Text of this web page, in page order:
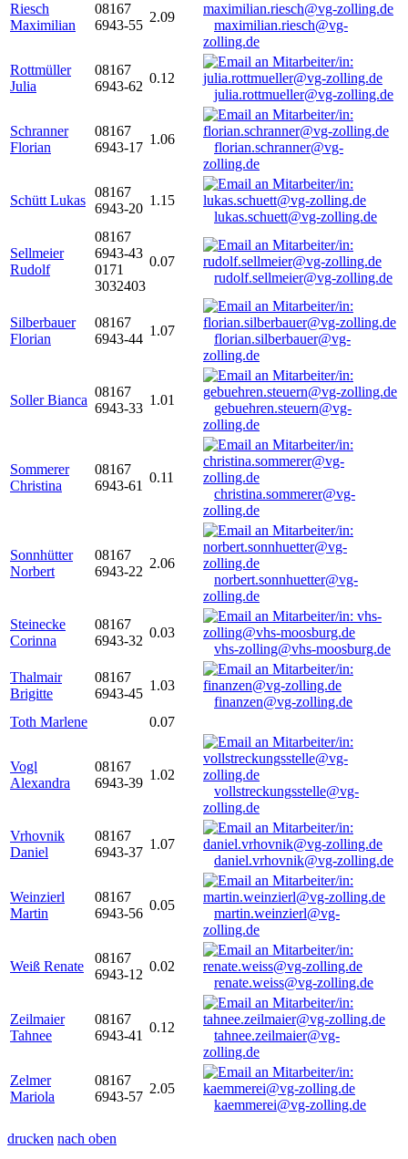
Riesch
Maximilian
08167
6943-55
2.09
maximilian.riesch@vg-
zolling.de
Rottmüller
Julia
08167
6943-62
0.12
julia.rottmueller@vg-zolling.de
Schranner
Florian
08167
6943-17
1.06
florian.schranner@vg-
zolling.de
Schütt Lukas
08167
6943-20
1.15
lukas.schuett@vg-zolling.de
Sellmeier
Rudolf
08167
6943-43
0171
3032403
0.07
rudolf.sellmeier@vg-zolling.de
Silberbauer
Florian
08167
6943-44
1.07
florian.silberbauer@vg-
zolling.de
Soller Bianca
08167
6943-33
1.01
gebuehren.steuern@vg-
zolling.de
Sommerer
Christina
08167
6943-61
0.11
christina.sommerer@vg-
zolling.de
Sonnhütter
Norbert
08167
6943-22
2.06
norbert.sonnhuetter@vg-
zolling.de
Steinecke
Corinna
08167
6943-32
0.03
vhs-zolling@vhs-moosburg.de
Thalmair
Brigitte
08167
6943-45
1.03
finanzen@vg-zolling.de
Toth Marlene
0.07
Vogl
Alexandra
08167
6943-39
1.02
vollstreckungsstelle@vg-
zolling.de
Vrhovnik
Daniel
08167
6943-37
1.07
daniel.vrhovnik@vg-zolling.de
Weinzierl
Martin
08167
6943-56
0.05
martin.weinzierl@vg-
zolling.de
Weiß Renate
08167
6943-12
0.02
renate.weiss@vg-zolling.de
Zeilmaier
Tahnee
08167
6943-41
0.12
tahnee.zeilmaier@vg-
zolling.de
Zelmer
Mariola
08167
6943-57
2.05
kaemmerei@vg-zolling.de
drucken nach oben